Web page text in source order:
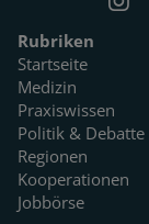
Rubriken
Startseite
Medizin
Praxiswissen
Politik & Debatte
Regionen
Kooperationen
Jobbörse